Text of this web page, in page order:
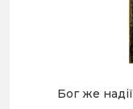
Бог же